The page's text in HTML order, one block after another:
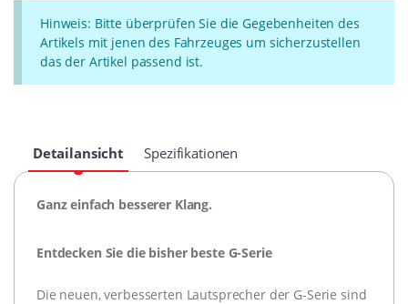
Hinweis: Bitte überprüfen Sie die Gegebenheiten des
Artikels mit jenen des Fahrzeuges um sicherzustellen
das der Artikel passend ist.
Detailansicht Spezifikationen
Ganz einfach besserer Klang.
Entdecken Sie die bisher beste G-Serie
Die neuen, verbesserten Lautsprecher der G-Serie sind